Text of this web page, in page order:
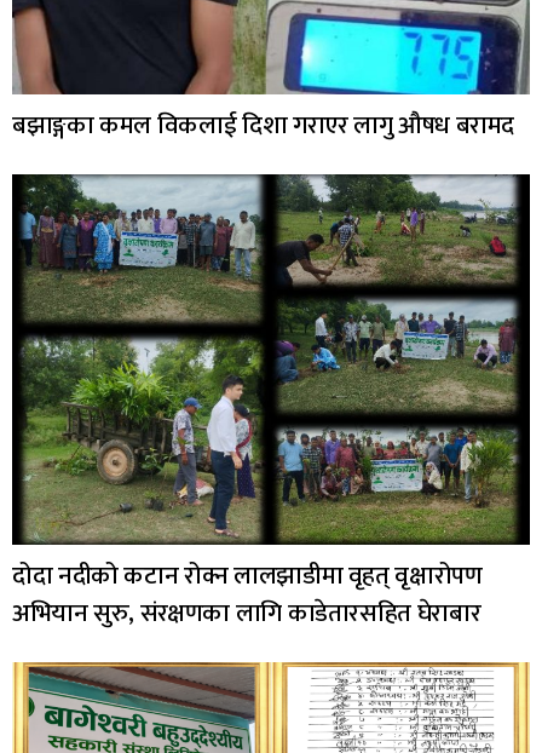
बझाङ्गका कमल विकलाई दिशा गराएर लागु औषध बरामद
दोदा नदीको कटान रोक्न लालझाडीमा वृहत् वृक्षारोपण
अभियान सुरु, संरक्षणका लागि काडेतारसहित घेराबार